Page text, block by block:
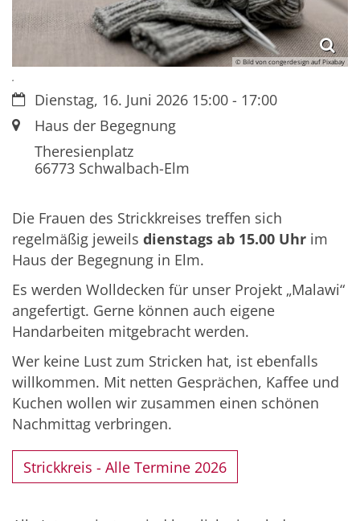
© Bild von congerdesign auf Pixabay
.
Datum:Dienstag, 16. Juni 2026 15:00 - 17:00
Ort:Haus der Begegnung
Theresienplatz
66773 Schwalbach-Elm
Die Frauen des Strickkreises treffen sich
regelmäßig jeweils dienstags ab 15.00 Uhr im
Haus der Begegnung in Elm.
Es werden Wolldecken für unser Projekt „Malawi“
angefertigt. Gerne können auch eigene
Handarbeiten mitgebracht werden.
Wer keine Lust zum Stricken hat, ist ebenfalls
willkommen. Mit netten Gesprächen, Kaffee und
Kuchen wollen wir zusammen einen schönen
Nachmittag verbringen.
Strickkreis - Alle Termine 2026